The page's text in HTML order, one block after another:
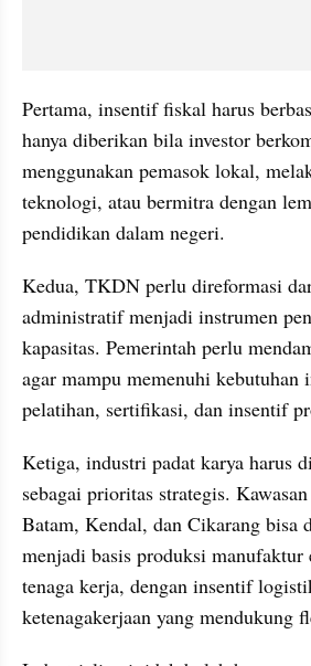
Pertama, insentif fiskal harus
hanya diberikan bila investor
menggunakan pemasok lokal,
teknologi, atau bermitra dengan
pendidikan dalam negeri.
Kedua, TKDN perlu direformasi
administratif menjadi instrumen
kapasitas. Pemerintah perlu
agar mampu memenuhi
pelatihan, sertifikasi, dan insentif
Ketiga, industri padat karya harus
sebagai prioritas strategis.
Batam, Kendal, dan Cikarang bisa
menjadi basis produksi manufaktur
tenaga kerja, dengan insentif
ketenagakerjaan yang mendukung